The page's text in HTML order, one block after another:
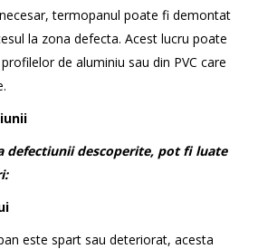
termopanul poate fi demontat
la zona defecta. Acest lucru poate
de aluminiu sau din PVC care
defectiunii descoperite, pot fi luate
este spart sau deteriorat, acesta